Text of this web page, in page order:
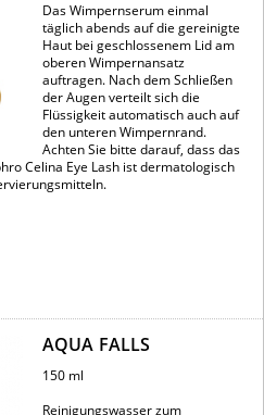
Das Wimpernserum einmal
täglich abends auf die gereinigte
Haut bei geschlossenem Lid am
oberen Wimpernansatz
auftragen. Nach dem Schließen
der Augen verteilt sich die
Flüssigkeit automatisch auch auf
den unteren Wimpernrand.
Achten Sie bitte darauf, dass das
Celina Eye Lash ist dermatologisch
AQUA FALLS
150 ml
Reinigungswasser zum